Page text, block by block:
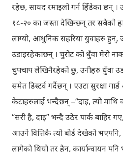
रहेछ, सायद रमाइलो गर्न हिँडेका छन्
१८-२० का जस्ता देखिन्छन् तर सबैको
लाग्यो, आधुनिक सहरिया युवाहरु
उडाइरहेकाछन् । चुरोट को धुँवा मेरो
चुपचाप लेखिनैरहेको छु, उनीहरु धुँवा
समेत डिस्टर्व गर्दैछन् । एउटा सुरक्षा
केटाहरुलाई भन्दैछन् –“दाइ, त्यो माथि
“सरी है, दाइ” भन्दै उठेर पार्क बाहिर
आउने वित्तिकै त्यो बोर्ड देखेको
लागेको थियो तर हैन, कार्यान्वायन